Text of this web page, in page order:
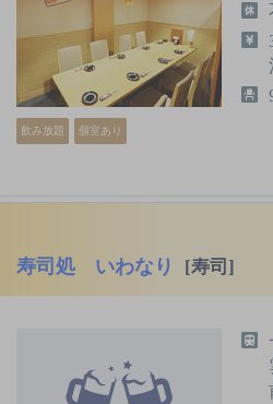
飲み放題 個室あり
寿司処 いわなり [寿司]